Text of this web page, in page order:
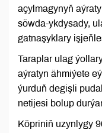
açylmagynyň
söwda-ykdysady,
gatnaşyklary
Taraplar ulag
aýratyn ähmiýete
ýurduň degişli
netijesi bolup
Köpriniň uzynlygy